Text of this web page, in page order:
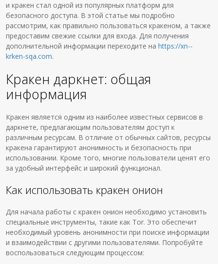
и кракен стал одной из популярных платформ для
безопасного доступа. В этой статье мы подробно
рассмотрим, как правильно пользоваться кракеном, а также
предоставим свежие ссылки для входа. Для получения
дополнительной информации переходите наhttps://xn--
krken-sqa.com.
Кракен даркнет: общая
информация
Кракен является одним из наиболее известных сервисов в
даркнете, предлагающим пользователям доступ к
различным ресурсам. В отличие от обычных сайтов, ресурсы
кракена гарантируют анонимность и безопасность при
использовании. Кроме того, многие пользователи ценят его
за удобный интерфейс и широкий функционал.
Как использовать кракен онион
Для начала работы с кракен онион необходимо установить
специальные инструменты, такие как Tor. Это обеспечит
необходимый уровень анонимности при поиске информации
и взаимодействии с другими пользователями. Попробуйте
воспользоваться следующим процессом: